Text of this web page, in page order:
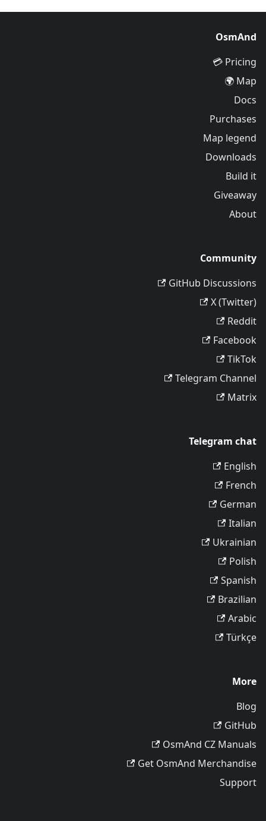
OsmAnd
Pricing 💳
Map 🌍
Docs
Purchases
Map legend
Downloads
Build it
Giveaway
About
Community
GitHub Discussions
X (Twitter)
Reddit
Facebook
TikTok
Telegram Channel
Matrix
Telegram chat
English
French
German
Italian
Ukrainian
Polish
Spanish
Brazilian
Arabic
Türkçe
More
Blog
GitHub
OsmAnd CZ Manuals
Get OsmAnd Merchandise
Support